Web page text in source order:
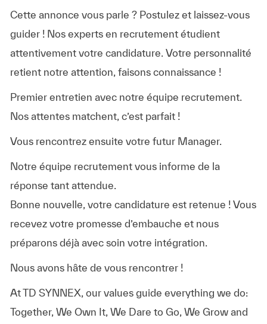
Cette annonce vous parle ? Postulez et laissez-vous
guider ! Nos experts en recrutement étudient
attentivement votre candidature. Votre personnalité
retient notre attention, faisons connaissance !
Premier entretien avec notre équipe recrutement.
Nos attentes matchent, c’est parfait !
Vous rencontrez ensuite votre futur Manager.
Notre équipe recrutement vous informe de la
réponse tant attendue.
Bonne nouvelle, votre candidature est retenue ! Vous
recevez votre promesse d’embauche et nous
préparons déjà avec soin votre intégration.
Nous avons hâte de vous rencontrer !
At TD SYNNEX, our values guide everything we do:
Together, We Own It, We Dare to Go, We Grow and